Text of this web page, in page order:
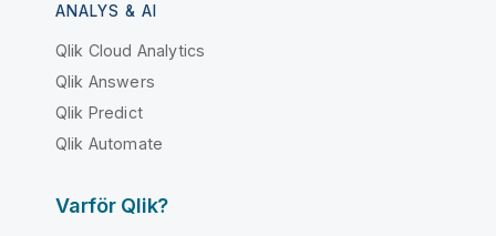
ANALYS & AI
Qlik Cloud Analytics
Qlik Answers
Qlik Predict
Qlik Automate
Varför Qlik?